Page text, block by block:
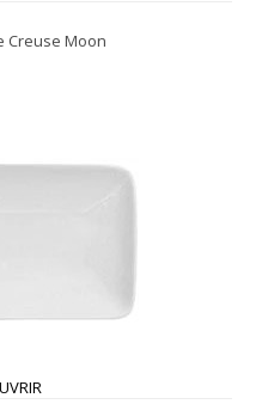
Creuse Moon